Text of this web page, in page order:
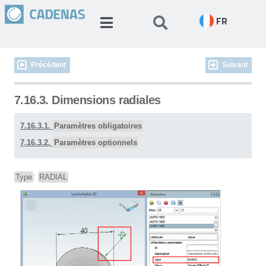
FR
Précédent Suivant
7.16.3. Dimensions radiales
7.16.3.1. Paramètres obligatoires
7.16.3.2. Paramètres optionnels
Type : RADIAL